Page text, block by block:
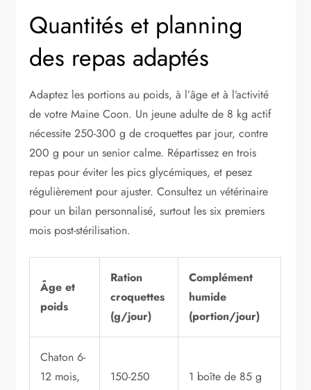
Quantités et planning
des repas adaptés
Adaptez les portions au poids, à l’âge et à l’activité
de votre Maine Coon. Un jeune adulte de 8 kg actif
nécessite 250-300 g de croquettes par jour, contre
200 g pour un senior calme. Répartissez en trois
repas pour éviter les pics glycémiques, et pesez
régulièrement pour ajuster. Consultez un vétérinaire
pour un bilan personnalisé, surtout les six premiers
mois post-stérilisation.
Âge et
poids
Ration
croquettes
(g/jour)
Complément
humide
(portion/jour)
Chaton 6-
12 mois,
150-250 1 boîte de 85 g